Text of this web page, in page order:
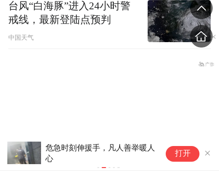
危急时刻伸援手，凡人善举暖人
心
打开
台风“白海豚”进入24小时警
戒线，最新登陆点预判
中国天气